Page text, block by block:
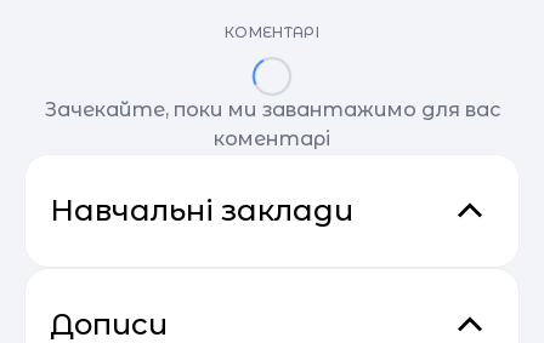
КОМЕНТАРІ
Зачекайте, поки ми завантажимо для вас
коментарі
Навчальні заклади
Дописи